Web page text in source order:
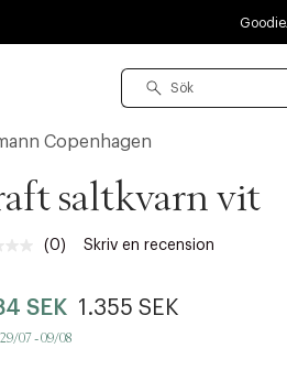
Goodie
Copenhagen
saltkvarn vit
Inget
till
sida.
(0) Skriv en recension
SEK 1.355 SEK
07 - 09/08